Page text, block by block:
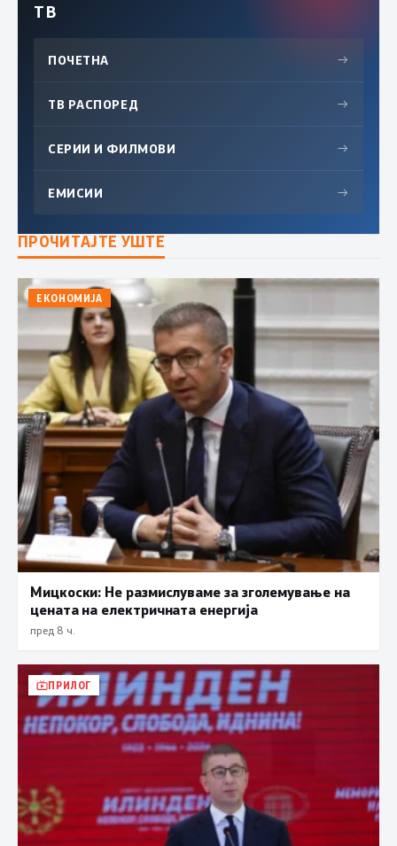
ТВ
ПОЧЕТНА →
ТВ РАСПОРЕД →
СЕРИИ И ФИЛМОВИ →
ЕМИСИИ →
ПРОЧИТАЈТЕ УШТЕ
ЕКОНОМИЈА
Мицкоски: Не размислуваме за зголемување на
цената на електричната енергија
пред 8 ч.
ПРИЛОГ